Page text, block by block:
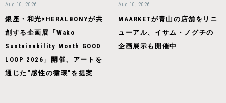
Aug 10, 2026
銀座・和光×HERALBONYが共
創する企画展「Wako
Sustainability Month GOOD
LOOP 2026」開催、アートを
通じた“感性の循環”を提案
Aug 10, 2026
MAARKETが青山の店舗をリニ
ューアル、イサム・ノグチの
企画展示も開催中